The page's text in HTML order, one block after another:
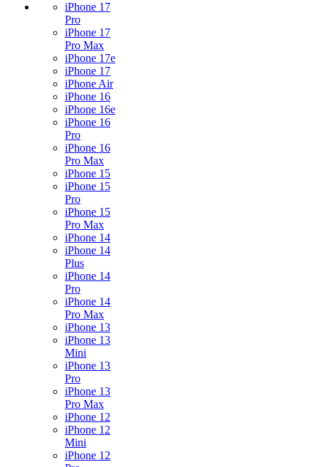
iPhone 17
Pro
iPhone 17
Pro Max
iPhone 17e
iPhone 17
iPhone Air
iPhone 16
iPhone 16e
iPhone 16
Pro
iPhone 16
Pro Max
iPhone 15
iPhone 15
Pro
iPhone 15
Pro Max
iPhone 14
iPhone 14
Plus
iPhone 14
Pro
iPhone 14
Pro Max
iPhone 13
iPhone 13
Mini
iPhone 13
Pro
iPhone 13
Pro Max
iPhone 12
iPhone 12
Mini
iPhone 12